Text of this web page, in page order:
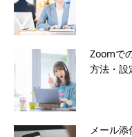
Zoomで
方法・設
メール